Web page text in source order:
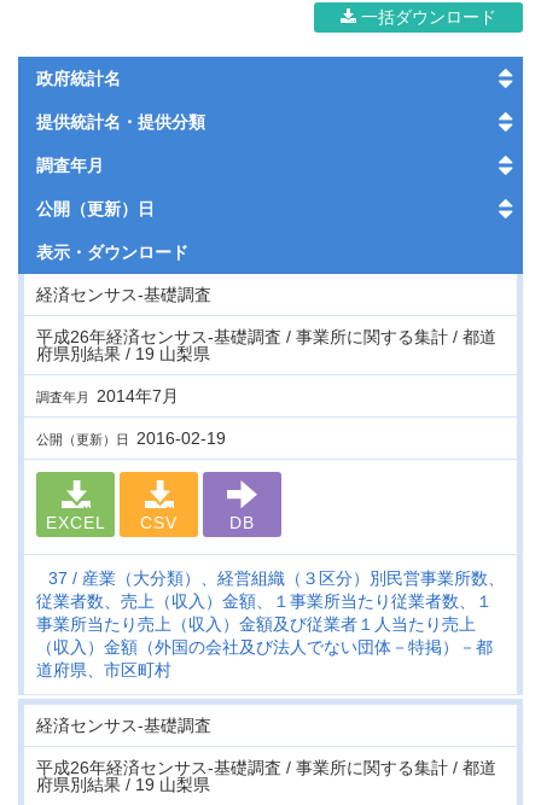
一括ダウンロード
政府統計名
提供統計名・提供分類
調査年月
公開（更新）日
表示・ ダウンロード
経済センサス‐基礎調査
平成26年経済センサス‐基礎調査 / 事業所に関する集計 / 都道
府県別結果 / 19 山梨県
調査年月 2014年7月
公開（更新）日 2016-02-19
EXCEL CSV DB
37
産業（大分類）、経営組織（３区分）別民営事業所数、
従業者数、売上（収入）金額、１事業所当たり従業者数、１
事業所当たり売上（収入）金額及び従業者１人当たり売上
（収入）金額（外国の会社及び法人でない団体－特掲）－都
道府県、市区町村
経済センサス‐基礎調査
平成26年経済センサス‐基礎調査 / 事業所に関する集計 / 都道
府県別結果 / 19 山梨県